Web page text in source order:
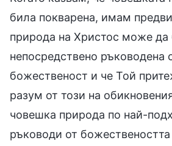
била покварена, имам
природа на Христос може да
непосредствено ръководена
божественост и че Той
разум от този на
човешка природа по най-
ръководи от божествеността